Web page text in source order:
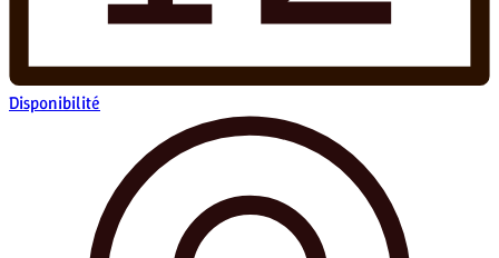
Disponibilité